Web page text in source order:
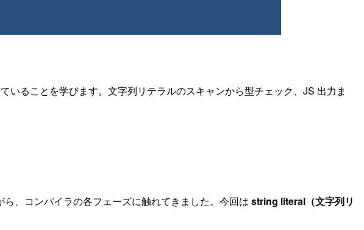
ることを学びます。文字列リテラルのスキャンから型チェック、JS 出力ま
ら、コンパイラの各フェーズに触れてきました。今回は string literal（文字列リ